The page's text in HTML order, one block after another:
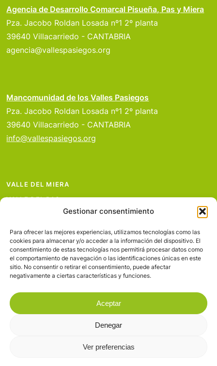
Gestionar consentimiento
Para ofrecer las mejores experiencias, utilizamos tecnologías como las
cookies para almacenar y/o acceder a la información del dispositivo. El
consentimiento de estas tecnologías nos permitirá procesar datos como
el comportamiento de navegación o las identificaciones únicas en este
sitio. No consentir o retirar el consentimiento, puede afectar
negativamente a ciertas características y funciones.
Aceptar
Denegar
Ver preferencias
Agencia de Desarrollo Comarcal Pisueña, Pas y Miera
Pza. Jacobo Roldan Losada nº1 2º planta
39640 Villacarriedo - CANTABRIA
agencia@vallespasiegos.org
Mancomunidad de los Valles Pasiegos
Pza. Jacobo Roldan Losada nº1 2º planta
39640 Villacarriedo - CANTABRIA
info@vallespasiegos.org
VALLE DEL MIERA
VALLE DEL PAS
VALLE DEL PISUEÑA
PROYECTOS
SERVICIOS
AVISO LEGAL